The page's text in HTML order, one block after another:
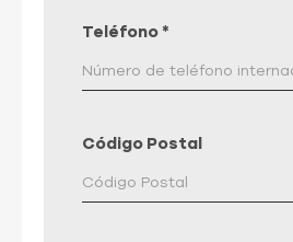
Teléfono *
Código Postal